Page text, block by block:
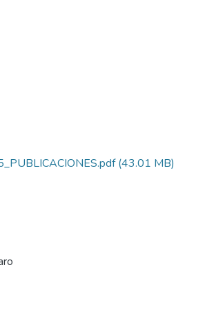
(43.01 MB)